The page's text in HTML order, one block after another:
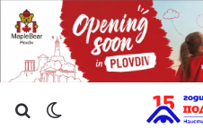
Търсене ...